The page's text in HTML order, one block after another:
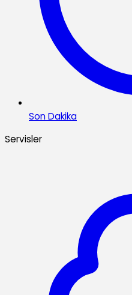
Son Dakika
Servisler